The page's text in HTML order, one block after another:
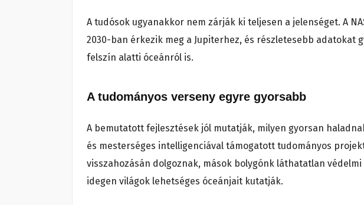
A tudósok ugyanakkor nem zárják ki teljesen a jelenséget. A
2030-ban érkezik meg a Jupiterhez, és részletesebb adatokat
felszín alatti óceánról is.
A tudományos verseny egyre gyorsabb
A bemutatott fejlesztések jól mutatják, milyen gyorsan
és mesterséges intelligenciával támogatott tudományos
visszahozásán dolgoznak, mások bolygónk láthatatlan
idegen világok lehetséges óceánjait kutatják.